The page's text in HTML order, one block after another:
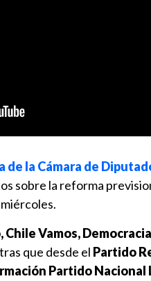
de la Cámara de
sobre la reforma
Chile Vamos,
que desde el Partido
Partido